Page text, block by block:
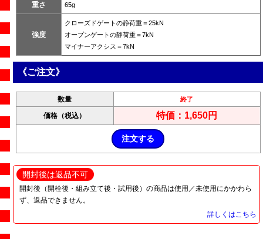
重さ 65g
強度
クローズドゲートの静荷重＝25kN
オープンゲートの静荷重＝7kN
マイナーアクシス＝7kN
《ご注文》
数量 終了
価格（税込） 特価：1,650円
開封後は返品不可
開封後（開栓後・組み立て後・試用後）の商品は使用／未使用にかかわら
ず、返品できません。
詳しくはこちら